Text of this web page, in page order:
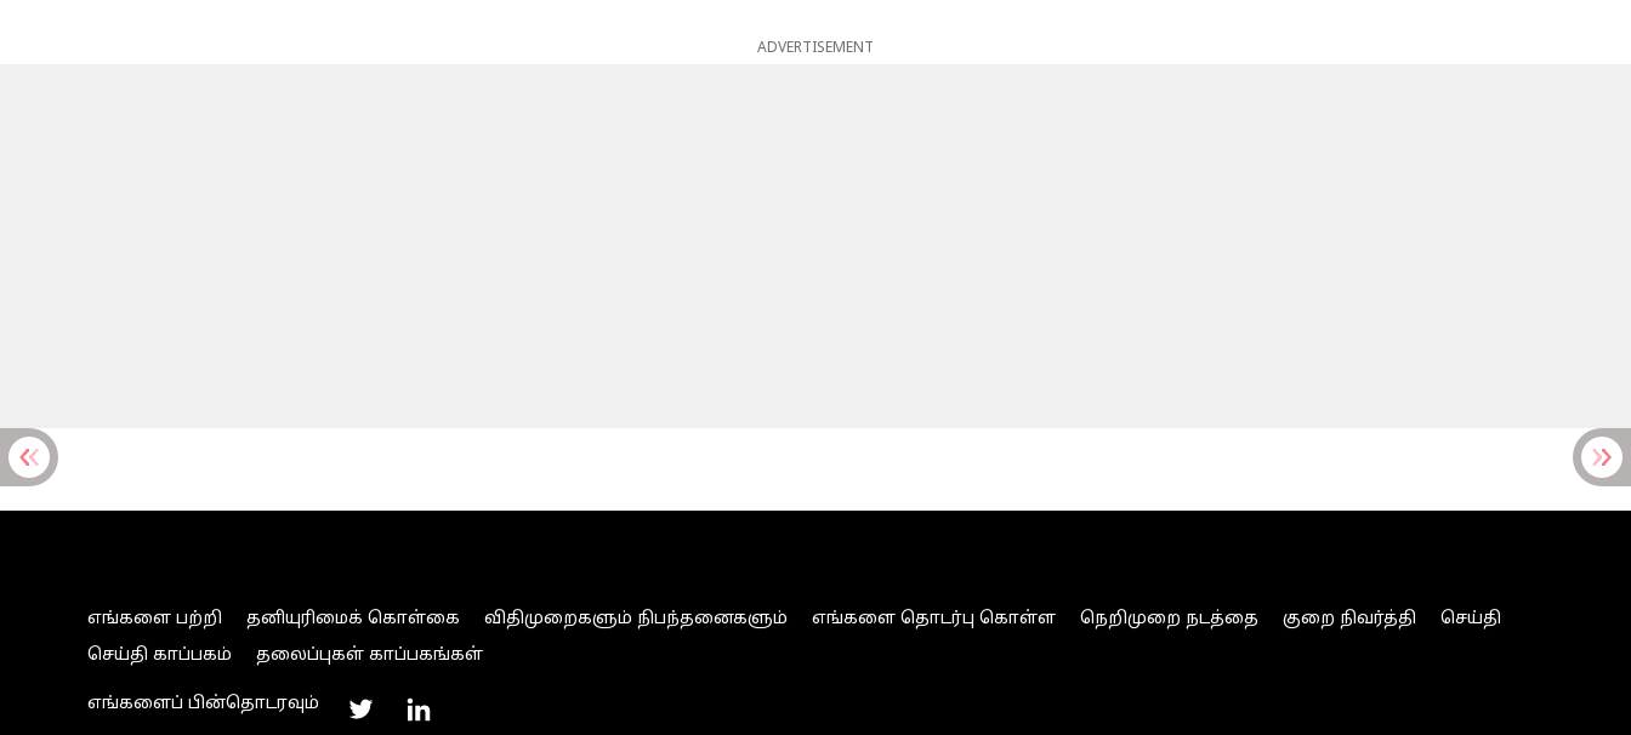
ADVERTISEMENT
எங்களை பற்றி தனியுரிமைக் கொள்கை விதிமுறைகளும் நிபந்தனைகளும் எங்களை தொடர்பு கொள்ள நெறிமுறை நடத்தை குறை நிவர்த்தி
செய்தி
செய்தி காப்பகம்
தலைப்புகள் காப்பகங்கள்
எங்களைப் பின்தொடரவும்